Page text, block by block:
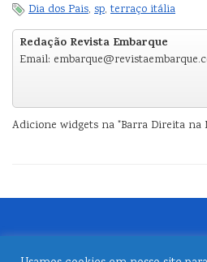
Dia dos Pais, sp, terraço itália
Redação Revista Embarque
Email:
Adicione widgets na "Barra Direita na